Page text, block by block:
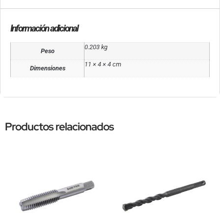
Información adicional
Peso
0.203 kg
Dimensiones
11 × 4 × 4 cm
Productos relacionados